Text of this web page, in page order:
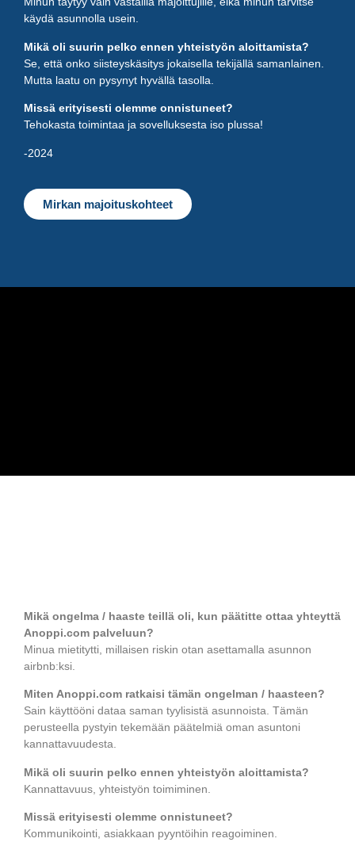
käydä asunnolla usein.
Mikä oli suurin pelko ennen yhteistyön aloittamista?
Se, että onko siisteyskäsitys jokaisella tekijällä samanlainen.
Mutta laatu on pysynyt hyvällä tasolla.
Missä erityisesti olemme onnistuneet?
Tehokasta toimintaa ja sovelluksesta iso plussa!
-2024
Mirkan majoituskohteet
Mikä ongelma / haaste teillä oli, kun päätitte ottaa yhteyttä
Anoppi.com palveluun?
Minua mietitytti, millaisen riskin otan asettamalla asunnon
airbnb:ksi.
Miten Anoppi.com ratkaisi tämän ongelman / haasteen?
Sain käyttööni dataa saman tyylisistä asunnoista. Tämän
perusteella pystyin tekemään päätelmiä oman asuntoni
kannattavuudesta.
Mikä oli suurin pelko ennen yhteistyön aloittamista?
Kannattavuus, yhteistyön toimiminen.
Missä erityisesti olemme onnistuneet?
Kommunikointi, asiakkaan pyyntöihin reagoiminen.